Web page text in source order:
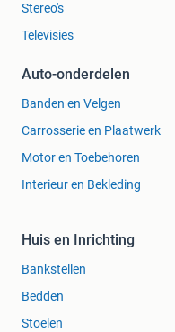
Stereo's
Televisies
Auto-onderdelen
Banden en Velgen
Carrosserie en Plaatwerk
Motor en Toebehoren
Interieur en Bekleding
Huis en Inrichting
Bankstellen
Bedden
Stoelen